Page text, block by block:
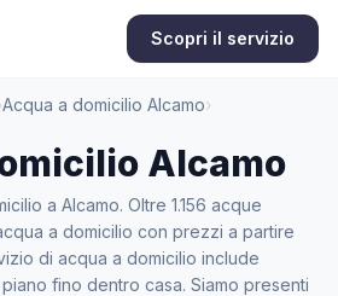
Scopri il servizio
Acqua a domicilio Alcamo›
Alcamo
a Alcamo. Oltre 1.156 acque
a domicilio con prezzi a partire
di acqua a domicilio include
fino dentro casa. Siamo presenti